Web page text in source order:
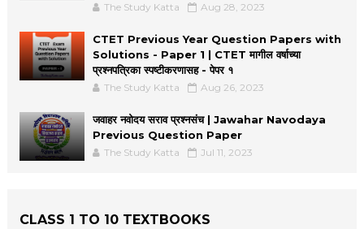
The Study Katta Aug 28, 2023
CTET Previous Year Question Papers with
Solutions - Paper 1 | CTET मागील वर्षाच्या
प्रश्नपत्रिका स्पष्टीकरणासह - पेपर १
The Study Katta Aug 26, 2023
जवाहर नवोदय सराव प्रश्नसंच | Jawahar Navodaya
Previous Question Paper
The Study Katta Jul 11, 2023
CLASS 1 TO 10 TEXTBOOKS